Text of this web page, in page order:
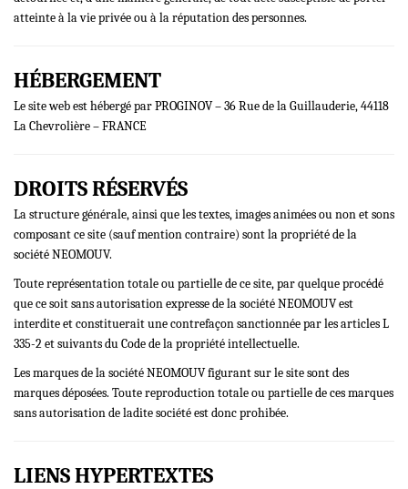
atteinte à la vie privée ou à la réputation des personnes.
HÉBERGEMENT
Le site web est hébergé par PROGINOV – 36 Rue de la Guillauderie, 44118
La Chevrolière – FRANCE
DROITS RÉSERVÉS
La structure générale, ainsi que les textes, images animées ou non et sons
composant ce site (sauf mention contraire) sont la propriété de la
société NEOMOUV.
Toute représentation totale ou partielle de ce site, par quelque procédé
que ce soit sans autorisation expresse de la société NEOMOUV est
interdite et constituerait une contrefaçon sanctionnée par les articles L
335-2 et suivants du Code de la propriété intellectuelle.
Les marques de la société NEOMOUV figurant sur le site sont des
marques déposées. Toute reproduction totale ou partielle de ces marques
sans autorisation de ladite société est donc prohibée.
LIENS HYPERTEXTES